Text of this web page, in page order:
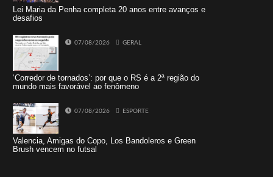
Lei Maria da Penha completa 20 anos entre avanços e
desafios
07/08/2026 GERAL
‘Corredor de tornados’: por que o RS é a 2ª região do
mundo mais favorável ao fenômeno
07/08/2026 ESPORTE
Valencia, Amigas do Copo, Los Bandoleros e Green
Brush vencem no futsal